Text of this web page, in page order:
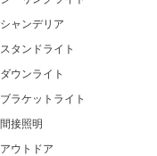
シャンデリア
スタンドライト
ダウンライト
ブラケットライト
間接照明
アウトドア